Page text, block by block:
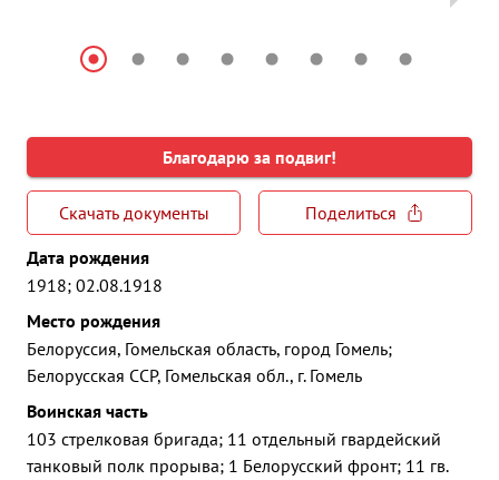
Благодарю за подвиг!
Скачать документы
Поделиться
Дата рождения
1918; 02.08.1918
Место рождения
Белоруссия, Гомельская область, город Гомель;
Белорусская ССР, Гомельская обл., г. Гомель
Воинская часть
103 стрелковая бригада; 11 отдельный гвардейский
танковый полк прорыва; 1 Белорусский фронт; 11 гв.